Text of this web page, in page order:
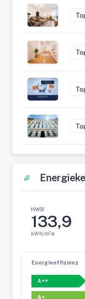
HWB
133,9
kWh/m²a
Energieeffizienz
A++
A+